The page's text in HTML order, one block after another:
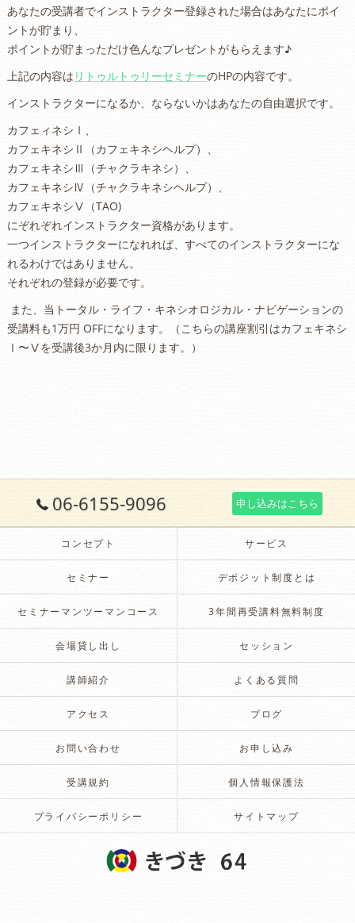
あなたの受講者でインストラクター登録された場合はあなたにポイ
ントが貯まり、
ポイントが貯まっただけ色んなプレゼントがもらえます♪
上記の内容は リトゥルトゥリーセミナーのHPの内容です。
インストラクターになるか、ならないかはあなたの自由選択です。
カフェィネシⅠ、
カフェキネシⅡ（カフェキネシヘルプ）、
カフェキネシⅢ（チャクラキネシ）、
カフェキネシⅣ（チャクラキネシヘルプ）、
カフェキネシⅤ（TAO)
にぞれぞれインストラクター資格があります。
一つインストラクターになれれば、すべてのインストラクターにな
れるわけではありません。
それぞれの登録が必要です。
また、当トータル・ライフ・キネシオロジカル・ナビゲーションの
受講料も1万円 OFFになります。（こちらの講座割引はカフェキネシ
Ⅰ〜Ⅴを受講後3か月内に限ります。）
06-6155-9096 申し込みはこちら
コンセプト サービス
セミナー デポジット制度とは
セミナーマンツーマンコース 3年間再受講料無料制度
会場貸し出し セッション
講師紹介 よくある質問
アクセス ブログ
お問い合わせ お申し込み
受講規約 個人情報保護法
プライバシーポリシー サイトマップ